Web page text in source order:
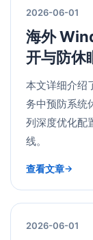
2026-06-01
海外
开与防休
本文详细介绍
务中预防系统
列深度优化配
线。
查看文章
2026-06-01